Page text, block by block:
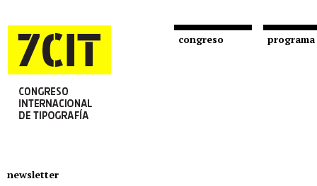
newsletter
congreso programa